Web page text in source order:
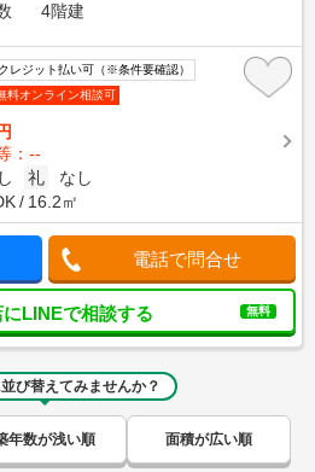
4階建
レジット払い可（※条件要確認）
料オンライン相談可
：--
礼
なし
16.2㎡
電話で問合せ
にLINEで相談する 無料
び替えてみませんか？
年数が浅い順 面積が広い順